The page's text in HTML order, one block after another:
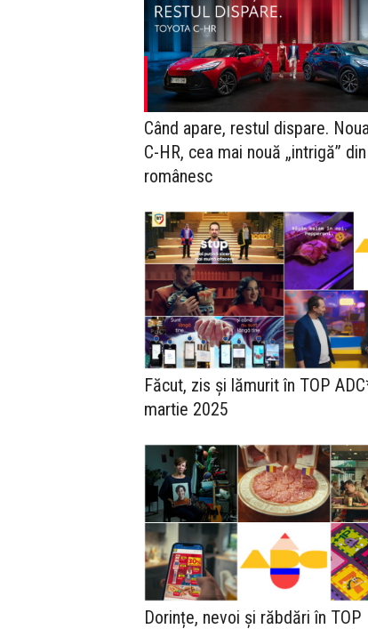
Când apare, restul dispare.
C-HR, cea mai nouă „intrigă”
românesc
Făcut, zis și lămurit în TOP
martie 2025
Dorințe, nevoi și răbdări în TOP